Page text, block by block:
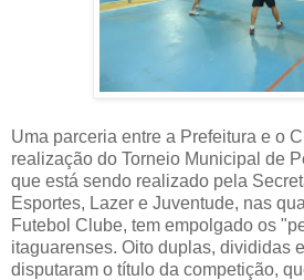
Uma parceria entre a Prefeitura e o
realização do Torneio Municipal de
que está sendo realizado pela
Esportes, Lazer e Juventude, nas
Futebol Clube, tem empolgado os
itaguarenses. Oito duplas, divididas
disputaram o título da competição,